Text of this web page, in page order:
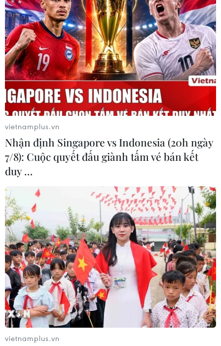
mới nào vào sáng 19/2.
13 tỉnh, thành phố của Việt
Nam có ca mắc COVID-19
19/02/2021 01:46
Từ ngày 27/1 đến 6h ngày 19/2/2021, đã có 755 ca
mắc COVID-19 mới tại 13 tỉnh, thành phố (không tính các
ca nhập cảnh).
vietnamplus.vn
Nhận định Singapore vs Indonesia (20h ngày
7/8): Cuộc quyết đấu giành tấm vé bán kết
duy …
vietnamplus.vn